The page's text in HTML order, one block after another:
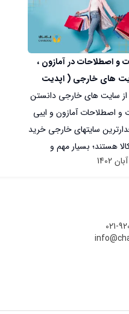
و اصطلاحات در آمازون ،
های خارجی ( اپدیت
از سایت های خارجی دانستن
و اصطلاحات آمازون و ایبی
سایتهای خارجی خرید
هستند؛ بسیار مهم و
021-